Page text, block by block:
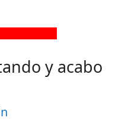
y acabo